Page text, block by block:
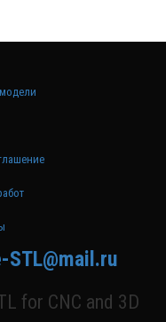
STL@mail.ru
for CNC and 3D